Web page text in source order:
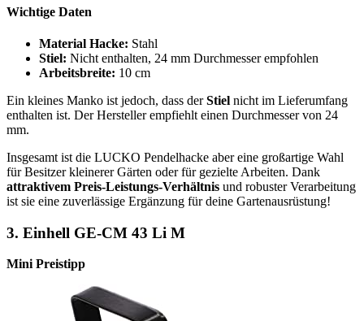
Wichtige Daten
Material Hacke: Stahl
Stiel: Nicht enthalten, 24 mm Durchmesser empfohlen
Arbeitsbreite: 10 cm
Ein kleines Manko ist jedoch, dass derStiel nicht im Lieferumfang
enthalten ist. Der Hersteller empfiehlt einen Durchmesser von 24
mm.
Insgesamt ist die LUCKO Pendelhacke aber eine großartige Wahl
für Besitzer kleinerer Gärten oder für gezielte Arbeiten. Dank
attraktivem Preis-Leistungs-Verhältnis und robuster Verarbeitung
ist sie eine zuverlässige Ergänzung für deine Gartenausrüstung!
3. Einhell GE-CM 43 Li M
Mini Preistipp